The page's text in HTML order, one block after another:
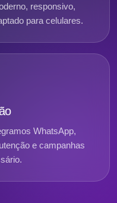
responsivo,
para celulares.
WhatsApp,
e campanhas